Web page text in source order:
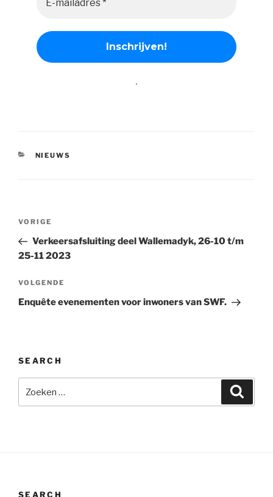
.
CATEGORIEËN
NIEUWS
Bericht
Vorig
bericht
VORIGE
Verkeersafsluiting deel Wallemadyk, 26-10 t/m
25-11 2023
Volgend
bericht
VOLGENDE
Enquête evenementen voor inwoners van SWF.
SEARCH
SEARCH